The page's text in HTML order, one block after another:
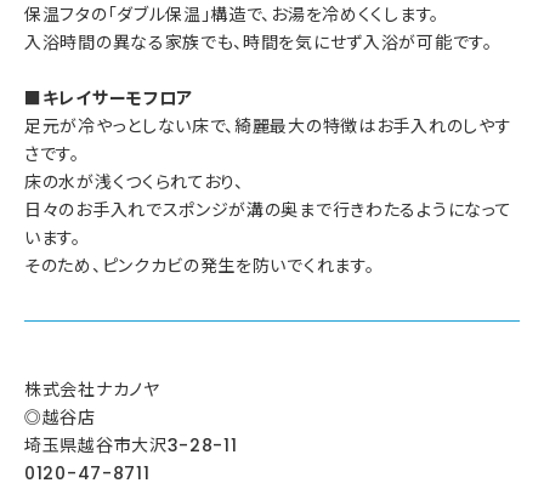
保温フタの「ダブル保温」構造で、お湯を冷めくくします。
入浴時間の異なる家族でも、時間を気にせず入浴が可能です。
■キレイサーモフロア
足元が冷やっとしない床で、綺麗最大の特徴はお手入れのしやす
さです。
床の水が浅くつくられており、
日々のお手入れでスポンジが溝の奥まで行きわたるようになって
います。
そのため、ピンクカビの発生を防いでくれます。
株式会社ナカノヤ
◎越谷店
埼玉県越谷市大沢3-28-11
0120-47-8711